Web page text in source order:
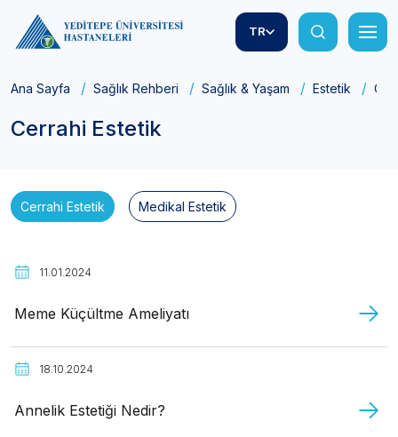
TR
Ana Sayfa Sağlık Rehberi Sağlık & Yaşam Estetik
Cerrahi Estetik
Cerrahi Estetik Medikal Estetik
11.01.2024
Meme Küçültme Ameliyatı
18.10.2024
Annelik Estetiği Nedir?